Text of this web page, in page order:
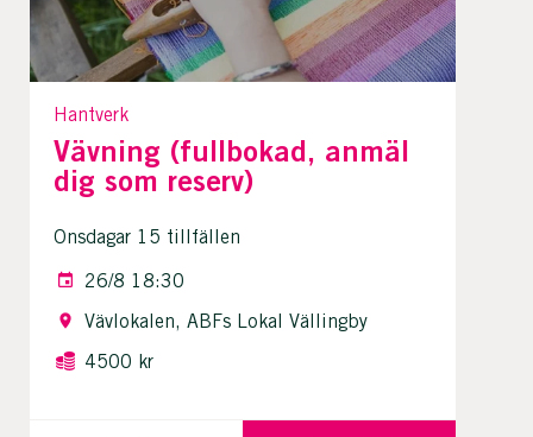
Hantverk
Vävning (fullbokad, anmäl
dig som reserv)
Onsdagar 15 tillfällen
26/8 18:30
Vävlokalen, ABFs Lokal Vällingby
4500 kr